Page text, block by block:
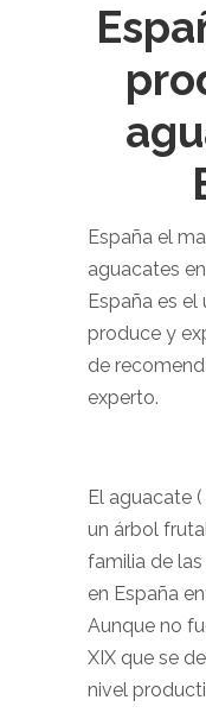
España el
aguacates
España es
produce y
de
experto.
El aguacate (
un árbol
familia de las
en España
Aunque no
XIX que se
nivel